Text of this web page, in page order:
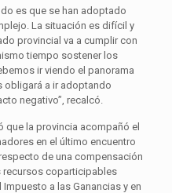
es que se han adoptado
La situación es difícil y
provincial va a cumplir con
tiempo sostener los
ir viendo el panorama
obligará a ir adoptando
negativo”, recalcó.
que la provincia acompañó el
en el último encuentro
de una compensación
recursos coparticipables
a las Ganancias y en